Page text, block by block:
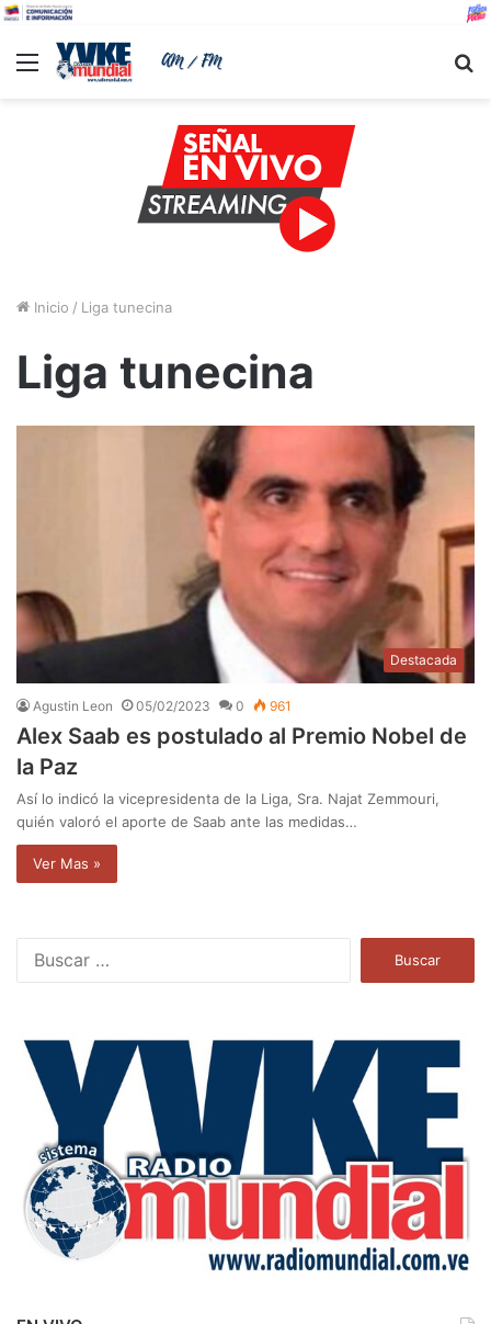
Menu
Inicio / Liga tunecina
Liga tunecina
Destacada
Agustin Leon 05/02/2023 0 961
Alex Saab es postulado al Premio Nobel de
la Paz
Así lo indicó la vicepresidenta de la Liga, Sra. Najat Zemmouri,
quién valoró el aporte de Saab ante las medidas…
Ver Mas »
a